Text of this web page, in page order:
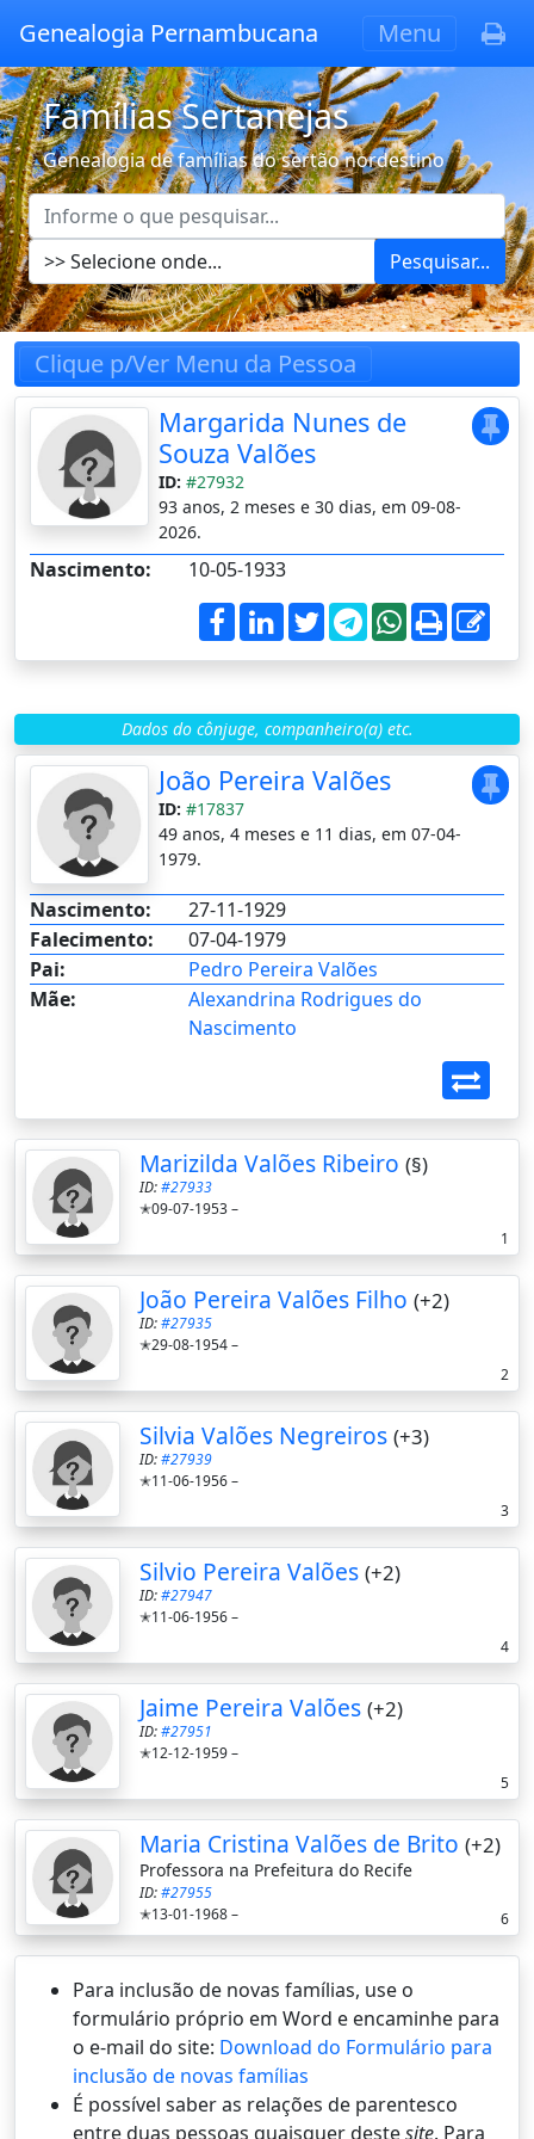
Genealogia Pernambucana Menu
Famílias Sertanejas
Genealogia de famílias do sertão nordestino
Pesquisar...
Clique p/Ver Menu da Pessoa
Margarida Nunes de
Souza Valões
ID: #27932
93 anos, 2 meses e 30 dias, em 09-08-
2026.
Nascimento: 10-05-1933
Dados do cônjuge, companheiro(a) etc.
João Pereira Valões
ID: #17837
49 anos, 4 meses e 11 dias, em 07-04-
1979.
Nascimento:
27-11-1929
Falecimento:
07-04-1979
Pai:
Pedro Pereira Valões
Mãe:
Alexandrina Rodrigues do
Nascimento
Marizilda Valões Ribeiro (§)
ID:#27933
✭09-07-1953 –
1
João Pereira Valões Filho (+2)
ID:#27935
✭29-08-1954 –
2
Silvia Valões Negreiros (+3)
ID:#27939
✭11-06-1956 –
3
Silvio Pereira Valões (+2)
ID:#27947
✭11-06-1956 –
4
Jaime Pereira Valões (+2)
ID:#27951
✭12-12-1959 –
5
Maria Cristina Valões de Brito (+2)
Professora na Prefeitura do Recife
ID:#27955
✭13-01-1968 –
6
Para inclusão de novas famílias, use o
formulário próprio em Word e encaminhe para
o e-mail do site: Download do Formulário para
inclusão de novas famílias
É possí­vel saber as relações de parentesco
entre duas pessoas quaisquer destesite. Para